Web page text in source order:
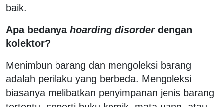
baik.
Apa bedanya hoarding disorderdengan
kolektor?
Menimbun barang dan mengoleksi barang
adalah perilaku yang berbeda. Mengoleksi
biasanya melibatkan penyimpanan jenis barang